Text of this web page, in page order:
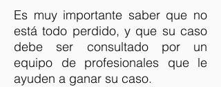
Es muy importante saber que no
está todo perdido, y que su caso
debe ser consultado por un
equipo de profesionales que le
ayuden a ganar su caso.